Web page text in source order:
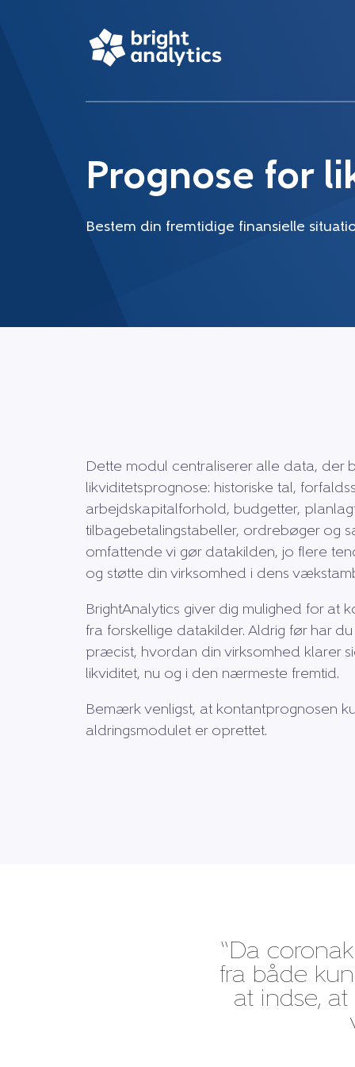
Prognose for
Bestem din fremtidige finansielle
Dette modul centraliserer alle data, der
likviditetsprognose: historiske tal,
arbejdskapitalforhold, budgetter,
tilbagebetalingstabeller, ordrebøger og
omfattende vi gør datakilden, jo flere
og støtte din virksomhed i dens
BrightAnalytics giver dig mulighed for at
fra forskellige datakilder. Aldrig før har
præcist, hvordan din virksomhed klarer
likviditet, nu og i den nærmeste fremtid.
Bemærk venligst, at kontantprognosen
aldringsmodulet er oprettet.
“Da
fra både
at indse,